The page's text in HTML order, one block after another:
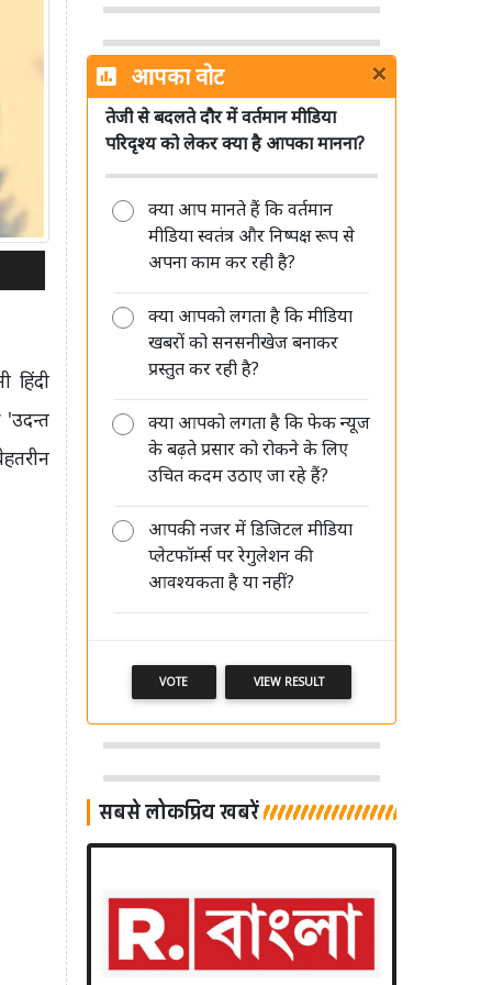
हिंदी
'उदन्त
को लेकर MIB ने साफ किए नियम, जानें
क्या बदला
Sun TV Network का बड़ा ऐलान, 12
अगस्त को अंतरिम डिविडेंड पर बोर्ड की
DB Corp में सुधीर अग्रवाल और पवन
अग्रवाल की पुनर्नियुक्ति पर दो सितंबर को
होगा फैसला
आपका वोट ×
तेजी से बदलते दौर में वर्तमान मीडिया
परिदृश्य को लेकर क्या है आपका मानना?
क्या आप मानते हैं कि वर्तमान
मीडिया स्वतंत्र और निष्पक्ष रूप से
अपना काम कर रही है?
क्या आपको लगता है कि मीडिया
खबरों को सनसनीखेज बनाकर
प्रस्तुत कर रही है?
क्या आपको लगता है कि फेक न्यूज
के बढ़ते प्रसार को रोकने के लिए
उचित कदम उठाए जा रहे हैं?
आपकी नजर में डिजिटल मीडिया
प्लेटफॉर्म्स पर रेगुलेशन की
आवश्यकता है या नहीं?
VOTE VIEW RESULT
सबसे लोकप्रिय खबरें